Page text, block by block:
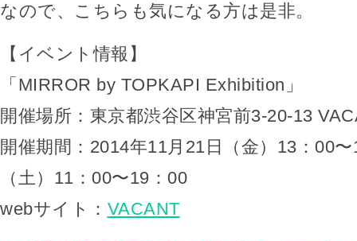
なので、こちらも気になる方は是非。
【イベント情報】
「MIRROR by TOPKAPI Exhibition」
開催場所：東京都渋谷区神宮前3-20-13
開催期間：2014年11月21日（金）13：00
（土）11：00〜19：00
webサイト： VACANT